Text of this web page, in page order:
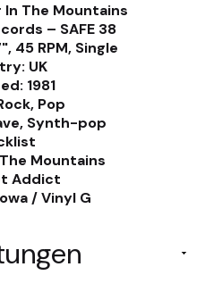
The Mountains
‎– SAFE 38
45 RPM, Single
UK
1981
Pop
Synth-pop
Mountains
Addict
/ Vinyl G